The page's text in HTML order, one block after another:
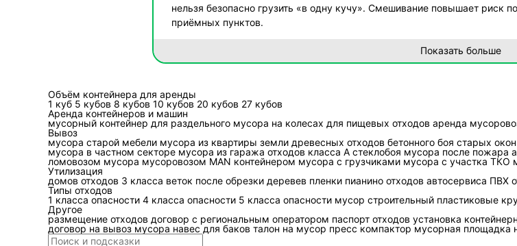
нельзя безопасно грузить «в одну кучу». Смешивание повышает риск
приёмных пунктов.
предметами без удобных точек захвата. Если добавляются подвальные
Какие риски возникают при разборе гаража
Главные риски —травмыипорча имущества. В гараже часто
саморезы, скобы, пружины, обломки плитки и бетона, а также
например двигатель, редуктор, компрессор, сейф, станина.
Отдельный слой — химические и пожароопасные позиции:
канистры с остатками топлива и масла. Ошибка в обращении даёт не
возгорания и необходимость отдельной уборки. Финансовый риск
Показать больше
Объём контейнера для аренды
1 куб 5 кубов 8 кубов 10 кубов 20 кубов 27 кубов
Аренда контейнеров и машин
мусорный контейнер для раздельного мусора на колесах для пищевых отходов аренда
Вывоз
мусора старой мебели мусора из квартиры земли древесных отходов бетонного боя старых окон
мусора в частном секторе мусора из гаража отходов класса А стеклобоя мусора после пожара
ломовозом мусора мусоровозом MAN контейнером мусора с грузчиками мусора с участка ТКО
Утилизация
домов отходов 3 класса веток после обрезки деревев пленки пианино отходов автосервиса ПВХ
Типы отходов
1 класса опасности 4 класса опасности 5 класса опасности мусор строительный пластиковые
Другое
размещение отходов договор с региональным оператором паспорт отходов установка
договор на вывоз мусора навес для баков талон на мусор пресс компактор мусорная площадка